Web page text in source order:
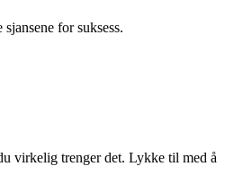
for suksess.
virkelig trenger det. Lykke til med å